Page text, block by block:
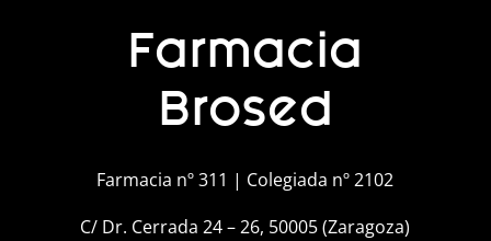
Farmacia
Brosed
Farmacia nº 311 | Colegiada nº 2102
C/ Dr. Cerrada 24 – 26, 50005 (Zaragoza)